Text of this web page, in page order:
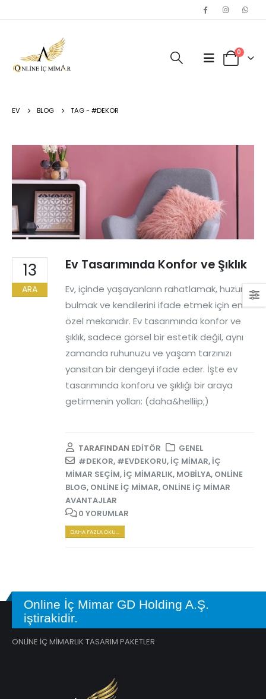
0
EV BLOG TAG - #DEKOR
13
ARA
Ev Tasarımında Konfor ve Şıklık
Ev, içinde yaşayanların rahatlamak, huzur
bulmak ve kendilerini ifade etmek için en
özel mekanıdır. Ev tasarımında konfor ve
şıklık, sadece görsel bir estetik değil, aynı
zamanda ruhunuzu ve yaşam tarzınızı
yansıtan bir dengeyi ifade eder. İşte ev
tasarımında konforu ve şıklığı bir araya
getirmenin yolları: (daha&helliip;)
TARAFINDAN EDITÖR
GENEL
#DEKOR, #EVDEKORU, IÇ MIMAR, IÇ
MIMAR SEÇIM, IÇ MIMARLIK, MOBILYA, ONLINE
BLOG, ONLINE IÇ MIMAR, ONLINE IÇ MIMAR
AVANTAJLAR
0 YORUMLAR
DAHA FAZLA OKU...
Online İç Mimar GD Holding A.Ş.
iştirakidir.
ONLİNE İÇ MİMARLIK TASARIM PAKETLER